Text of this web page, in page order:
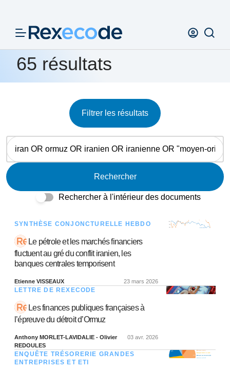
65 résultats
Filtrer les résultats
Rechercher
Rechercher à l'intérieur des documents
SYNTHÈSE CONJONCTURELLE HEBDO
Le pétrole et les marchés financiers
fluctuent au gré du conflit iranien, les
banques centrales temporisent
Etienne VISSEAUX 23 mars 2026
LETTRE DE REXECODE
Les finances publiques françaises à
l’épreuve du détroit d’Ormuz
Anthony MORLET-LAVIDALIE - Olivier
REDOULES
03 avr. 2026
ENQUÊTE TRÉSORERIE GRANDES
ENTREPRISES ET ETI